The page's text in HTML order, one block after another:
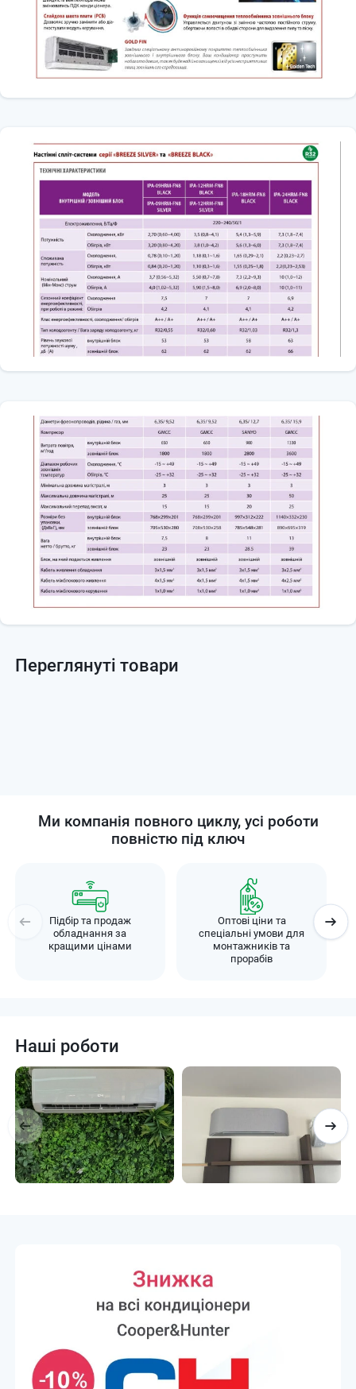
Переглянуті товари
Ми компанія повного циклу, усі роботи
повністю під ключ
Підбір та продаж
обладнання за
кращими цінами
Оптові ціни та
спеціальні умови для
монтажників та
прорабів
Наші роботи